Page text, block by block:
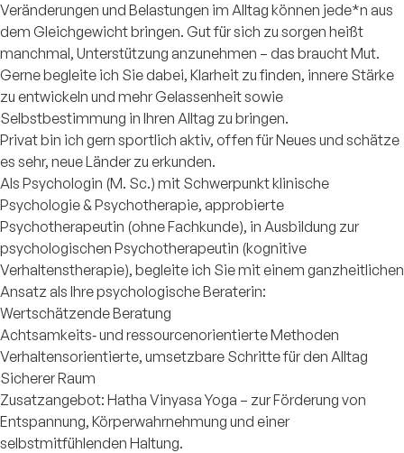
Veränderungen und Belastungen im Alltag können jede*n aus
dem Gleichgewicht bringen. Gut für sich zu sorgen heißt
manchmal, Unterstützung anzunehmen – das braucht Mut.
Gerne begleite ich Sie dabei, Klarheit zu finden, innere Stärke
zu entwickeln und mehr Gelassenheit sowie
Selbstbestimmung in Ihren Alltag zu bringen.
Privat bin ich gern sportlich aktiv, offen für Neues und schätze
es sehr, neue Länder zu erkunden.
Als Psychologin (M. Sc.) mit Schwerpunkt klinische
Psychologie & Psychotherapie, approbierte
Psychotherapeutin (ohne Fachkunde), in Ausbildung zur
psychologischen Psychotherapeutin (kognitive
Verhaltenstherapie), begleite ich Sie mit einem ganzheitlichen
Ansatz als Ihre psychologische Beraterin:
Wertschätzende Beratung
Achtsamkeits‐ und ressourcenorientierte Methoden
Verhaltensorientierte, umsetzbare Schritte für den Alltag
Sicherer Raum
Zusatzangebot: Hatha Vinyasa Yoga – zur Förderung von
Entspannung, Körperwahrnehmung und einer
selbstmitfühlenden Haltung.